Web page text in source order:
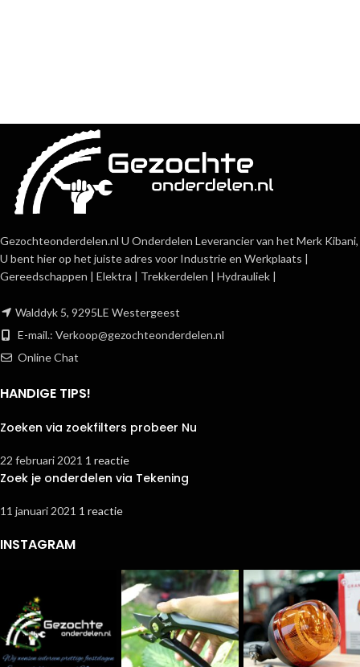
Gezochteonderdelen.nl U Onderdelen Leverancier van het Merk Kibani,
U bent hier op het juiste adres voor Industrie en Werkplaats |
Gereedschappen | Elektra | Trekkerdelen | Hydrauliek |
Walddyk 5, 9295LE Westergeest
E-mail.: Verkoop@gezochteonderdelen.nl
Online Chat
HANDIGE TIPS!
Zoeken via zoekfilters probeer Nu
22 februari 2021 1 reactie
Zoek je onderdelen via Tekening
11 januari 2021 1 reactie
INSTAGRAM